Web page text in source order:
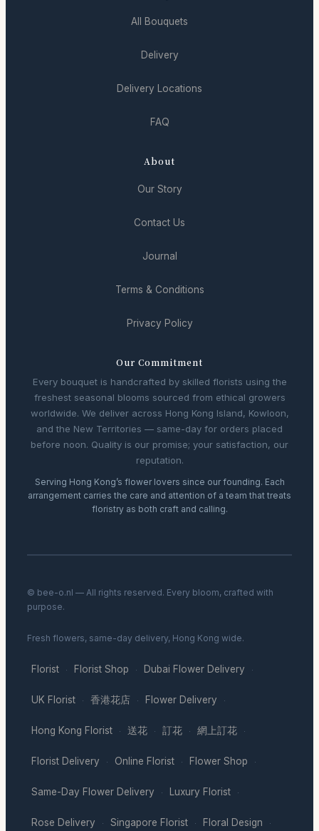
All Bouquets
Delivery
Delivery Locations
FAQ
About
Our Story
Contact Us
Journal
Terms & Conditions
Privacy Policy
Our Commitment
Every bouquet is handcrafted by skilled florists using the
freshest seasonal blooms sourced from ethical growers
worldwide. We deliver across Hong Kong Island, Kowloon,
and the New Territories — same-day for orders placed
before noon. Quality is our promise; your satisfaction, our
reputation.
Serving Hong Kong’s flower lovers since our founding. Each
arrangement carries the care and attention of a team that treats
floristry as both craft and calling.
© bee-o.nl — All rights reserved. Every bloom, crafted with
purpose.
Fresh flowers, same-day delivery, Hong Kong wide.
Florist · Florist Shop · Dubai Flower Delivery ·
UK Florist · 香港花店 · Flower Delivery ·
Hong Kong Florist · 送花 · 訂花 · 網上訂花 ·
Florist Delivery · Online Florist · Flower Shop ·
Same-Day Flower Delivery · Luxury Florist ·
Rose Delivery · Singapore Florist · Floral Design ·